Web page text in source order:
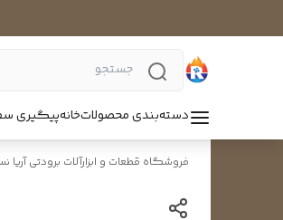
دسته‌بندی محصولاتخانهپیگیری
فروشگاه قطعات و ابزارآلات برودتی آریا